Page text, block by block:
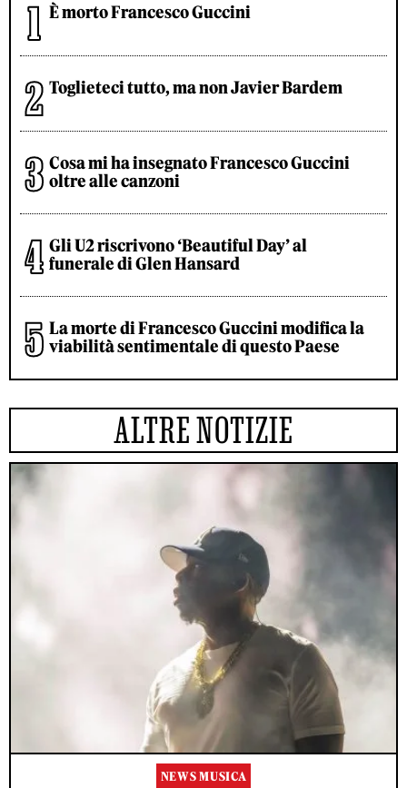
È morto Francesco Guccini
Toglieteci tutto, ma non Javier Bardem
Cosa mi ha insegnato Francesco Guccini
oltre alle canzoni
Gli U2 riscrivono ‘Beautiful Day’ al
funerale di Glen Hansard
La morte di Francesco Guccini modifica la
viabilità sentimentale di questo Paese
ALTRE NOTIZIE
NEWS MUSICA